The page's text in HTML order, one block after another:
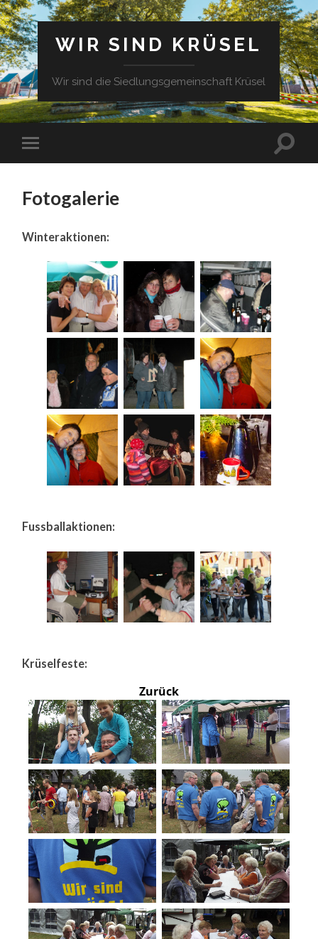
WIR SIND KRÜSEL
Wir sind die Siedlungsgemeinschaft Krüsel
Fotogalerie
Winteraktionen:
Fussballaktionen:
Krüselfeste:
Zurück